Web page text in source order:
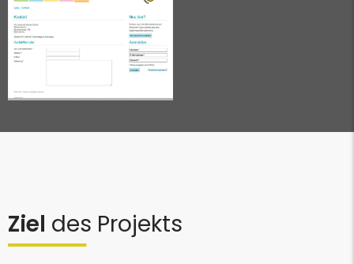
Ziel des Projekts